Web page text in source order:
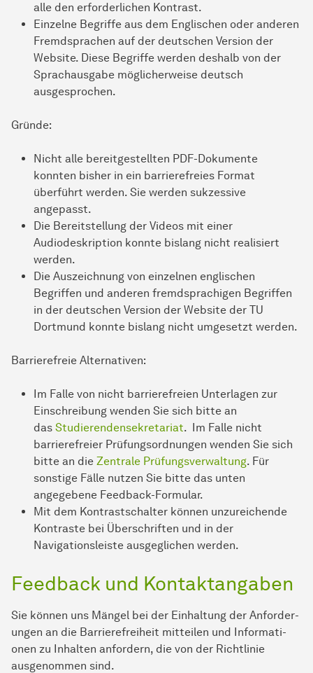
alle den erforderlichen Kontrast.
Einzelne Begriffe aus dem Englischen oder anderen
Fremdsprachen auf der deutschen Version der
Website. Diese Begriffe werden deshalb von der
Sprachausgabe möglicherweise deutsch
ausgesprochen.
Gründe:
Nicht alle bereitgestellten PDF-Dokumente
konnten bisher in ein barrierefreies Format
überführt werden. Sie werden sukzessive
angepasst.
Die Bereitstellung der Videos mit einer
Audiodeskription konnte bislang nicht realisiert
werden.
Die Auszeichnung von einzelnen englischen
Begriffen und anderen fremdsprachigen Begriffen
in der deutschen Version der Website der TU
Dortmund konnte bislang nicht umgesetzt werden.
Barrierefreie Alternativen:
Im Falle von nicht bar­ri­e­re­frei­en Unterlagen zur
Einschreibung wenden Sie sich bitte an
das Studierenden­sekretariat. Im Falle nicht
barrierefreier Prüfungsordnungen wenden Sie sich
bitte an die Zentrale Prüfungsverwaltung. Für
sonstige Fälle nutzen Sie bitte das unten
angegebene Feedback-Formular.
Mit dem Kontrastschalter können unzureichende
Kontraste bei Überschriften und in der
Navigationsleiste ausgeglichen werden.
Feedback und Kontaktangaben
Sie können uns Mängel bei der Einhaltung der An­for­der­
ungen an die Barrierefreiheit mitteilen und In­for­ma­ti­
onen zu Inhalten anfordern, die von der Richtlinie
ausgenommen sind.